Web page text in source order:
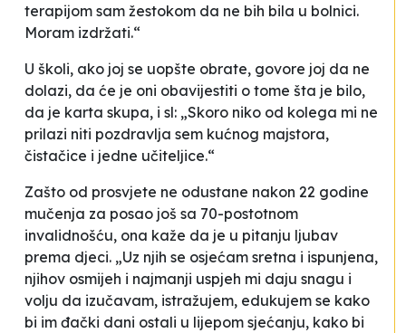
terapijom sam žestokom da ne bih bila u bolnici.
Moram izdržati.“
U školi, ako joj se uopšte obrate, govore joj da ne
dolazi, da će je oni obavijestiti o tome šta je bilo,
da je karta skupa, i sl: „Skoro niko od kolega mi ne
prilazi niti pozdravlja sem kućnog majstora,
čistačice i jedne učiteljice.“
Zašto od prosvjete ne odustane nakon 22 godine
mučenja za posao još sa 70-postotnom
invalidnošću, ona kaže da je u pitanju ljubav
prema djeci. „Uz njih se osjećam sretna i ispunjena,
njihov osmijeh i najmanji uspjeh mi daju snagu i
volju da izučavam, istražujem, edukujem se kako
bi im đački dani ostali u lijepom sjećanju, kako bi